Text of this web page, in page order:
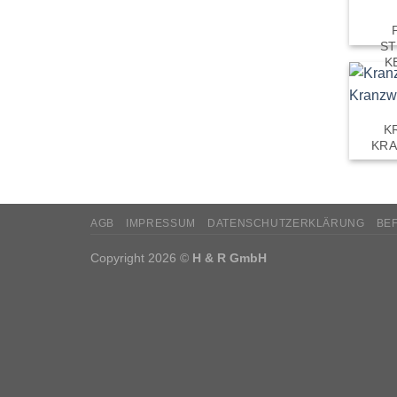
AGB IMPRESSUM DATENSCHUTZERKLÄRUNG
Copyright 2026 © H & R GmbH